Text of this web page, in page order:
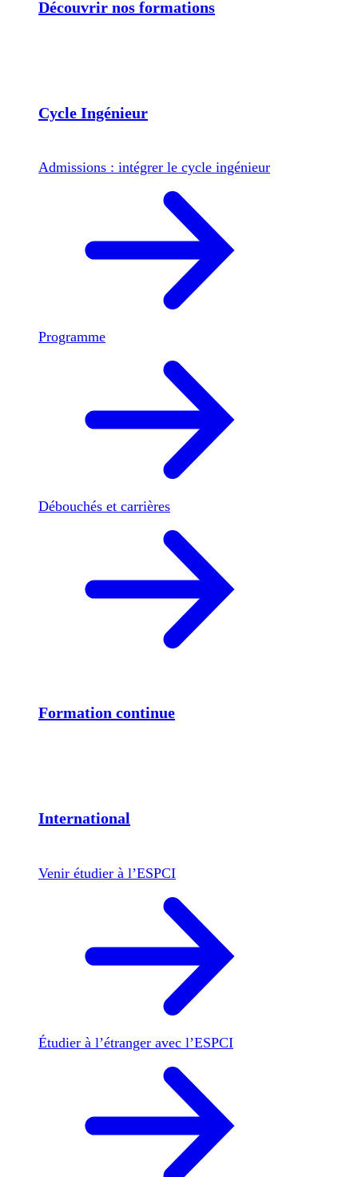
Découvrir nos formations
Cycle Ingénieur
Admissions : intégrer le cycle ingénieur
Programme
Débouchés et carrières
Formation continue
International
Venir étudier à l’ESPCI
Étudier à l’étranger avec l’ESPCI